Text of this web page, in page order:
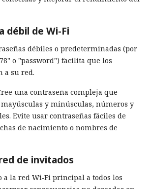
débil de Wi-Fi
débiles o predeterminadas (por
o "password") facilita que los
a su red.
una contraseña compleja que
y minúsculas, números y
Evite usar contraseñas fáciles de
de nacimiento o nombres de
de invitados
a la red Wi‑Fi principal a todos los